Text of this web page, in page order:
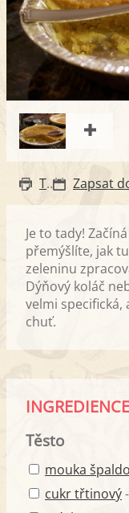
Tisk
Je to tady!
přemýšlíte, jak
zeleninu
Dýňový koláč
velmi
chuť.
INGREDIENCE
Těsto
mouka
cukr třtinový